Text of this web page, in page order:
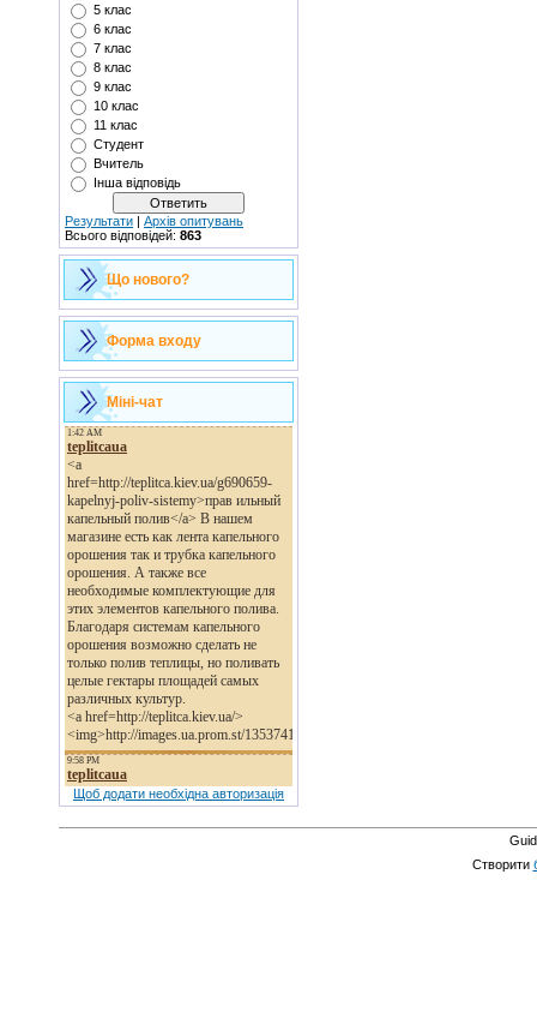
5 клас
6 клас
7 клас
8 клас
9 клас
10 клас
11 клас
Студент
Вчитель
Інша відповідь
Результати | Архів опитувань
Всього відповідей: 863
Що нового?
Форма входу
Міні-чат
Щоб додати необхідна авторизація
Створити